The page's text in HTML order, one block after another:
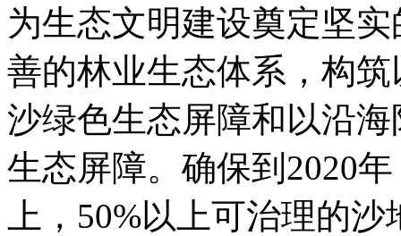
为生态文明建设奠定坚
善的林业生态体系，构
沙绿色生态屏障和以沿
生态屏障。确保到2020
上，50%以上可治理的